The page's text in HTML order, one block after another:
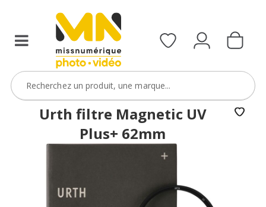
le
ObjectifFiltre5
VOIR L'OFFRE
Urth filtre Magnetic UV
Plus+ 62mm